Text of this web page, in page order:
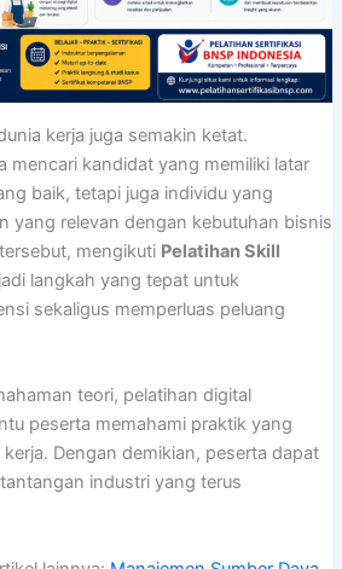
kerja juga semakin ketat.
mencari kandidat yang memiliki latar
baik, tetapi juga individu yang
yang relevan dengan kebutuhan bisnis
mengikuti Pelatihan Skill
langkah yang tepat untuk
sekaligus memperluas peluang
teori, pelatihan digital
peserta memahami praktik yang
Dengan demikian, peserta dapat
industri yang terus